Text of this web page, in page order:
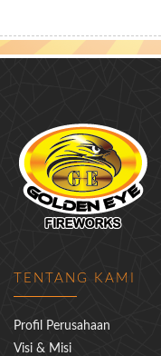
TENTANG KAMI
Profil Perusahaan
Visi & Misi